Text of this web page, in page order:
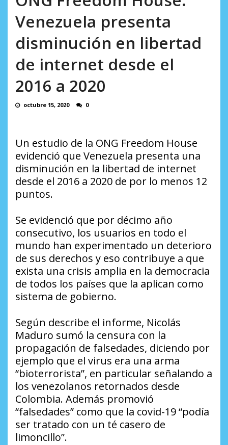
Venezuela presenta
disminución en libertad
de internet desde el
2016 a 2020
octubre 15, 2020 0
Un estudio de la ONG Freedom House
evidenció que Venezuela presenta una
disminución en la libertad de internet
desde el 2016 a 2020 de por lo menos 12
puntos.
Se evidenció que por décimo año
consecutivo, los usuarios en todo el
mundo han experimentado un deterioro
de sus derechos y eso contribuye a que
exista una crisis amplia en la democracia
de todos los países que la aplican como
sistema de gobierno.
Según describe el informe, Nicolás
Maduro sumó la censura con la
propagación de falsedades, diciendo por
ejemplo que el virus era una arma
“bioterrorista”, en particular señalando a
los venezolanos retornados desde
Colombia. Además promovió
“falsedades” como que la covid-19 “podía
ser tratado con un té casero de
limoncillo”.